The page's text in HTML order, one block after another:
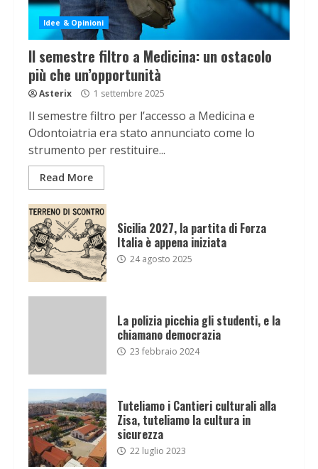
Idee & Opinioni
Il semestre filtro a Medicina: un ostacolo
più che un’opportunità
Asterix 1 settembre 2025
Il semestre filtro per l’accesso a Medicina e
Odontoiatria era stato annunciato come lo
strumento per restituire...
Read More
Sicilia 2027, la partita di Forza
Italia è appena iniziata
24 agosto 2025
La polizia picchia gli studenti, e la
chiamano democrazia
23 febbraio 2024
Tuteliamo i Cantieri culturali alla
Zisa, tuteliamo la cultura in
sicurezza
22 luglio 2023